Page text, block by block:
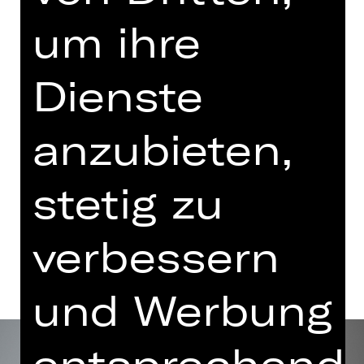
Dienstag, 27.10.2026
19.30 Uhr
YALLA YALLA
3. Etage Foyer
Tickets
Termine und Besetzung
um ihre
Dienste
anzubieten,
stetig zu
verbessern
und Werbung